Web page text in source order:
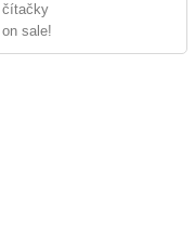
čítačky
on sale!